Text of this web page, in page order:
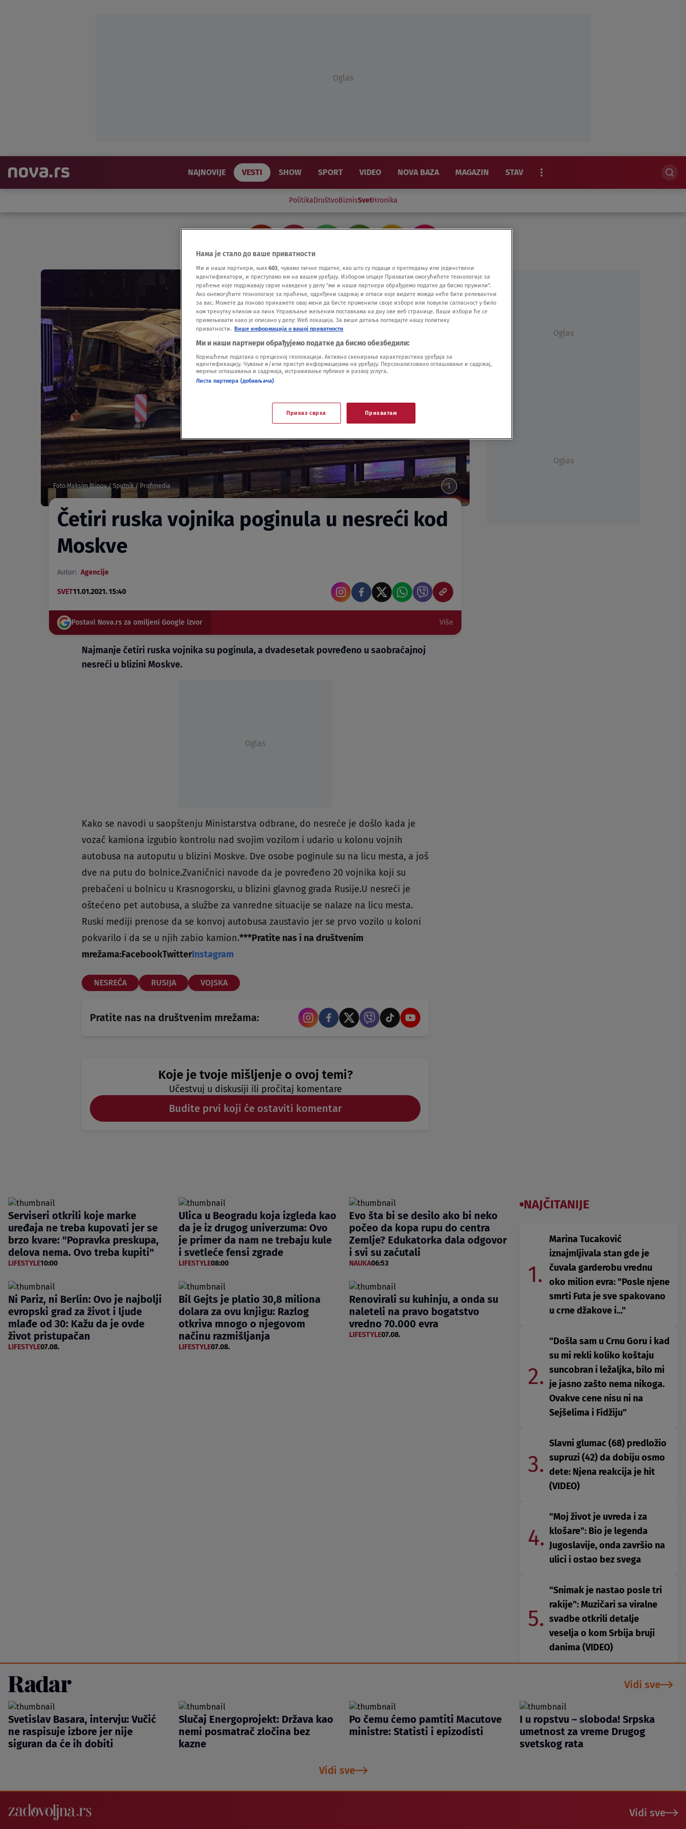
Oglas
NAJNOVIJE VESTI SHOW SPORT VIDEO NOVA BAZA MAGAZIN STAV
PolitikaDruštvoBiznisSvetHronika
Foto:Maksim Blinov / Sputnik / Profimedia
Četiri ruska vojnika poginula u nesreći kod
Moskve
Autor: Agencije
SVET11.01.2021. 15:40
Postavi Nova.rs za omiljeni Google izvor Više
Najmanje četiri ruska vojnika su poginula, a dvadesetak povređeno u saobraćajnoj
nesreći u blizini Moskve.
Oglas
Kako se navodi u saopštenju Ministarstva odbrane, do nesreće je došlo kada je
vozač kamiona izgubio kontrolu nad svojim vozilom i udario u kolonu vojnih
autobusa na autoputu u blizini Moskve. Dve osobe poginule su na licu mesta, a još
dve na putu do bolnice.Zvaničnici navode da je povređeno 20 vojnika koji su
prebačeni u bolnicu u Krasnogorsku, u blizini glavnog grada Rusije.U nesreći je
oštećeno pet autobusa, a službe za vanredne situacije se nalaze na licu mesta.
Ruski mediji prenose da se konvoj autobusa zaustavio jer se prvo vozilo u koloni
pokvarilo i da se u njih zabio kamion.***Pratite nas i na društvenim
mrežama:FacebookTwitterInstagram
NESREĆA RUSIJA VOJSKA
Pratite nas na društvenim mrežama:
Koje je tvoje mišljenje o ovoj temi?
Učestvuj u diskusiji ili pročitaj komentare
Budite prvi koji će ostaviti komentar
Oglas
Oglas
Serviseri otkrili koje marke
uređaja ne treba kupovati jer se
brzo kvare: "Popravka preskupa,
delova nema. Ovo treba kupiti"
LIFESTYLE10:00
Ulica u Beogradu koja izgleda kao
da je iz drugog univerzuma: Ovo
je primer da nam ne trebaju kule
i svetleće fensi zgrade
LIFESTYLE08:00
Evo šta bi se desilo ako bi neko
počeo da kopa rupu do centra
Zemlje? Edukatorka dala odgovor
i svi su zaćutali
NAUKA06:53
Ni Pariz, ni Berlin: Ovo je najbolji
evropski grad za život i ljude
mlađe od 30: Kažu da je ovde
život pristupačan
LIFESTYLE07.08.
Bil Gejts je platio 30,8 miliona
dolara za ovu knjigu: Razlog
otkriva mnogo o njegovom
načinu razmišljanja
LIFESTYLE07.08.
Renovirali su kuhinju, a onda su
naleteli na pravo bogatstvo
vredno 70.000 evra
LIFESTYLE07.08.
NAJČITANIJE
1.
Marina Tucaković
iznajmljivala stan gde je
čuvala garderobu vrednu
oko milion evra: "Posle njene
smrti Futa je sve spakovano
u crne džakove i..."
2.
"Došla sam u Crnu Goru i kad
su mi rekli koliko koštaju
suncobran i ležaljka, bilo mi
je jasno zašto nema nikoga.
Ovakve cene nisu ni na
Sejšelima i Fidžiju"
3.
Slavni glumac (68) predložio
supruzi (42) da dobiju osmo
dete: Njena reakcija je hit
(VIDEO)
4.
"Moj život je uvreda i za
klošare": Bio je legenda
Jugoslavije, onda završio na
ulici i ostao bez svega
5.
"Snimak je nastao posle tri
rakije": Muzičari sa viralne
svadbe otkrili detalje
veselja o kom Srbija bruji
danima (VIDEO)
Vidi sve
Svetislav Basara, intervju: Vučić
ne raspisuje izbore jer nije
siguran da će ih dobiti
Slučaj Energoprojekt: Država kao
nemi posmatrač zločina bez
kazne
Po čemu ćemo pamtiti Macutove
ministre: Statisti i epizodisti
I u ropstvu – sloboda! Srpska
umetnost za vreme Drugog
svetskog rata
Vidi sve
Vidi sve
Нама је стало до ваше приватности
Ми и наши партнери, њих 603, чувамо личне податке, као што су подаци о прегледању или јединствени
идентификатори, и приступамо им на вашем уређају. Избором опције Прихватам омогућићете технологије за
праћење које подржавају сврхе наведене у делу "ми и наши партнери обрађујемо податке да бисмо пружили".
Ако онемогућите технологије за праћење, одређени садржај и огласи које видите можда неће бити релевантни
за вас. Можете да поново прикажете овај мени да бисте променили своје изборе или повукли сагласност у било
ком тренутку кликом на линк Управљање жељеним поставкама на дну ове веб странице. Ваши избори ће се
примењивати како је описано у делу: Wеб локација. За више детаља погледајте нашу политику
приватности. Више информација о вашој приватности
Ми и наши партнери обрађујемо податке да бисмо обезбедили:
Коришћење података о прецизној геолокацији. Активно скенирање карактеристика уређаја за
идентификацију. Чување и/или приступ информацијама на уређају. Персонализовано оглашавање и садржај,
мерење оглашавања и садржаја, истраживање публике и развој услуга.
Листа партнера (добављача)
Приказ сврха Прихватам